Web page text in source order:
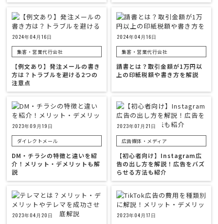
2024年04月16日
集客・営業代行会社
【例文あり】発注メールの書き
方は？トラブルを避ける2つの
注意点
2024年04月16日
集客・営業代行会社
請書とは？取引金額が1万円以
上の印紙税額や書き方を解説
2023年09月19日
ダイレクトメール
DM・チラシの特徴と違いを紹
介！メリット・デメリットも解
説
2023年07月21日
広告媒体・メディア
【初心者向け】Instagram広
告の出し方を解説！広告をバズ
らせる方法も紹介
2023年04月20日 2023年04月17日